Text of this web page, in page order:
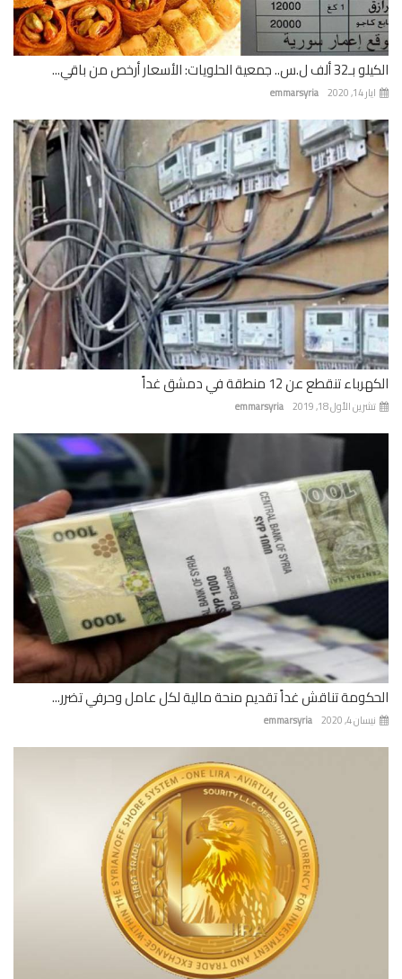
الحلويات: الأسعار أرخص من باقي...
emmarsyria
تنقطع عن 12 منطقة في دمشق غداً
emmarsyria الأول 18, 2019
تناقش غداً تقديم منحة مالية لكل عامل وحرفي تضرر...
emmarsyria 4, 2020